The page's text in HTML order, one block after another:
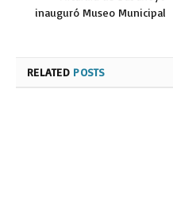
inauguró Museo Municipal
RELATED POSTS